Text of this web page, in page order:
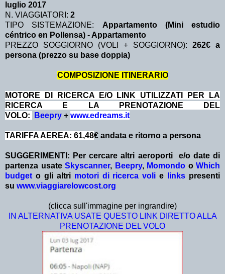
luglio 2017
N. VIAGGIATORI: 2
TIPO SISTEMAZIONE: Appartamento (Mini estudio
céntrico en Pollensa) - Appartamento
PREZZO SOGGIORNO (VOLI + SOGGIORNO): 262€ a
persona (prezzo su base doppia)
COMPOSIZIONE ITINERARIO
MOTORE DI RICERCA E/O LINK UTILIZZATI PER LA
RICERCA E LA PRENOTAZIONE DEL
VOLO:
Beepry + www.edreams.it
TARIFFA AEREA: 61,48€ andata e ritorno a persona
SUGGERIMENTI: Per cercare altri aeroporti e/o date di
partenza usate Skyscanner, Beepry, Momondo o Which
budget o gli altri motori di ricerca voli e links presenti
su www.viaggiarelowcost.org
(clicca sull'immagine per ingrandire)
IN ALTERNATIVA USATE QUESTO LINK DIRETTO ALLA
PRENOTAZIONE DEL VOLO